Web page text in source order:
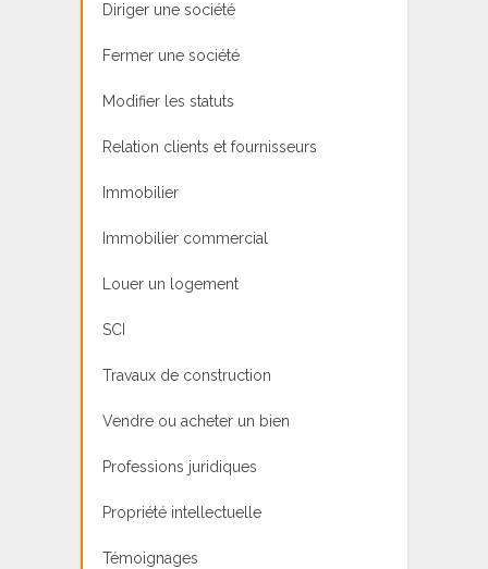
Diriger une société
Fermer une société
Modifier les statuts
Relation clients et fournisseurs
Immobilier
Immobilier commercial
Louer un logement
SCI
Travaux de construction
Vendre ou acheter un bien
Professions juridiques
Propriété intellectuelle
Témoignages